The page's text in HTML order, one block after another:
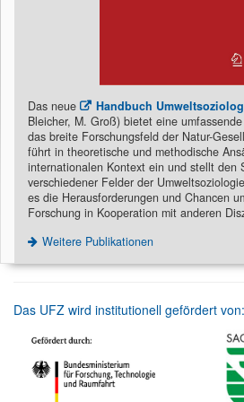
Das neue Handbuch
Bleicher, M. Groß) bietet eine
das breite Forschungsfeld der Natur-
führt in theoretische und methodische
internationalen Kontext ein und stellt den
verschiedener Felder der
es die Herausforderungen und Chancen
Forschung in Kooperation mit anderen
Weitere Publikationen
Das UFZ wird institutionell gefördert von: